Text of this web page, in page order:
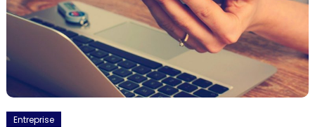
Entreprise